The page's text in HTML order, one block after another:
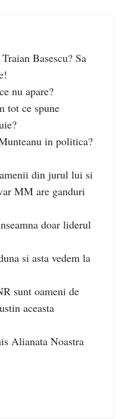
Basescu? Sa
nu apare?
tot ce spune
in politica?
din jurul lui si
MM are ganduri
doar liderul
si asta vedem la
sunt oameni de
aceasta
Alianata Noastra